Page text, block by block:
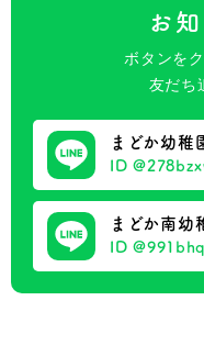
お
ボタンを
友だち
まどか幼稚
ID
まどか南幼
ID